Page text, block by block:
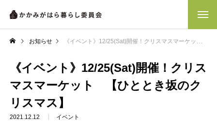
お知らせ 《イベント》12/25(Sat)開催！クリスマスマーケット 【ひととき坂のクリスマス】
《イベント》12/25(Sat)開催！クリス
マスマーケット 【ひととき坂のク
リスマス】
2021.12.12 イベント